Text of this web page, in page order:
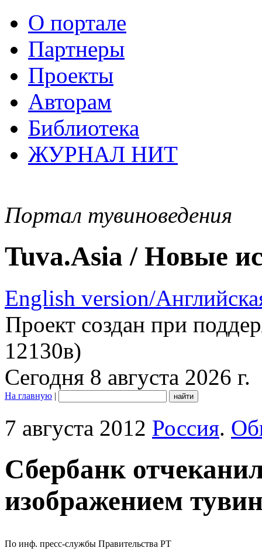
О портале
Партнеры
Проекты
Авторам
Библиотека
ЖУРНАЛ НИТ
Портал тувиноведения
Tuva.Asia / Новые
English version/
Проект создан при
12130в)
Сегодня 8 августа 2026 г.
На главную |
7 августа 2012 Россия.
Сбербанк
изображением
По инф. пресс-службы Правительства РТ